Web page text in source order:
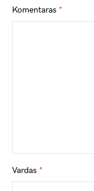
Komentaras *
Vardas *